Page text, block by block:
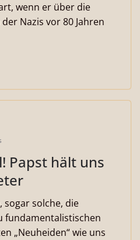
wenn er über die
Nazis vor 80 Jahren
Papst hält uns
sogar solche, die
fundamentalistischen
„Neuheiden“ wie uns